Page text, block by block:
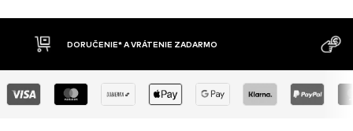
DORUČENIE* A VRÁTENIE ZADARMO